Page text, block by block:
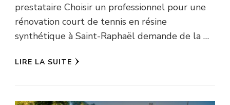
prestataire Choisir un professionnel pour une
rénovation court de tennis en résine
synthétique à Saint-Raphaël demande de la …
LIRE LA SUITE